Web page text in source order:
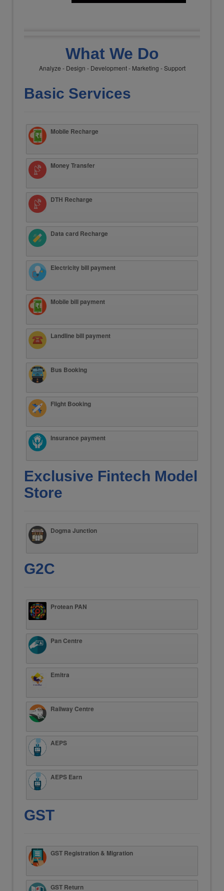
What We Do
Analyze - Design - Development - Marketing - Support
Basic Services
Mobile Recharge
Money Transfer
DTH Recharge
Data card Recharge
Electricity bill payment
Mobile bill payment
Landline bill payment
Bus Booking
Flight Booking
Insurance payment
Exclusive Fintech Model
Store
Dogma Junction
G2C
Protean PAN
Pan Centre
Emitra
Railway Centre
AEPS
AEPS Earn
GST
GST Registration & Migration
GST Return